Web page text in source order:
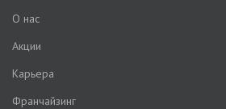
О нас
Акции
Карьера
Франчайзинг